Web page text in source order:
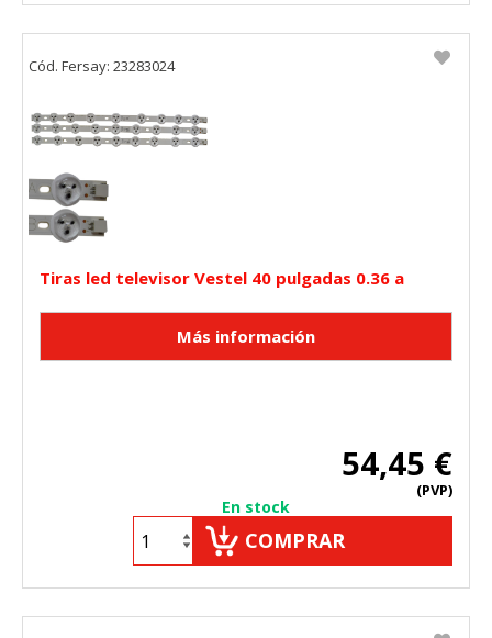
Tiras led televisor Vestel 40 pulgadas 0.36 a
54,45 €
(PVP)
En stock
COMPRAR
Cód. Fersay: 23283024